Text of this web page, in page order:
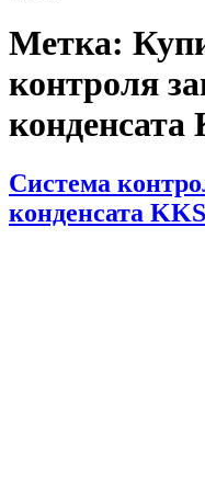
Метка:
контроля
конденсата
Опубликовано
Система
конденсата